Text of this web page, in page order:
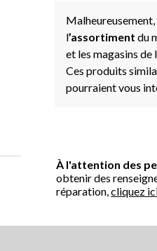
l’assortiment du
et les magasins de
Ces produits
pourraient vous
À l'attention des
obtenir des
réparation,cliquez